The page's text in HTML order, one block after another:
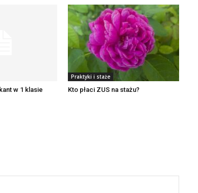
w 1 klasie
Praktyki i staże
Kto płaci ZUS na stażu?